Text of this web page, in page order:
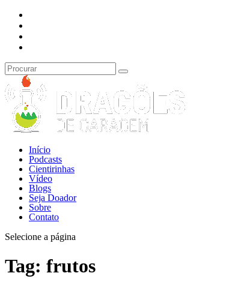
Início
Podcasts
Cientirinhas
Vídeo
Blogs
Seja Doador
Sobre
Contato
Selecione a página
Tag: frutos